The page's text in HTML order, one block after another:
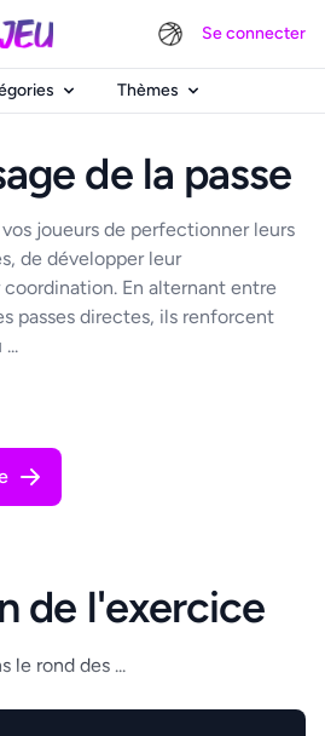
Se connecter
Thèmes
de la passe
joueurs de perfectionner leurs
de développer leur
En alternant entre
passes directes, ils renforcent
de l'exercice
le rond des ...